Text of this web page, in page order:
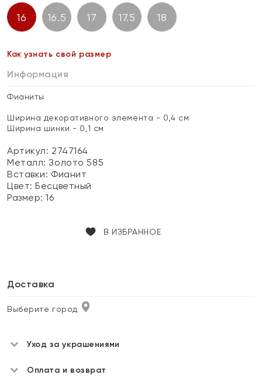
16 16.5 17 17.5 18
Как узнать свой размер
Информация
Фианиты
Ширина декоративного элемента - 0,4 см
Ширина шинки - 0,1 см
Артикул: 2747164
Металл:Золото 585
Вставки: Фианит
Цвет:Бесцветный
Размер:16
В ИЗБРАННОЕ
Доставка
Выберите город
Уход за украшениями
Оплата и возврат